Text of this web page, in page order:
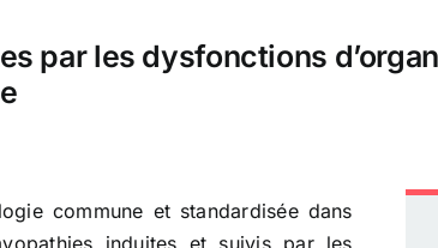
par les dysfonctions
commune et standardisée dans
induites et suivis par les